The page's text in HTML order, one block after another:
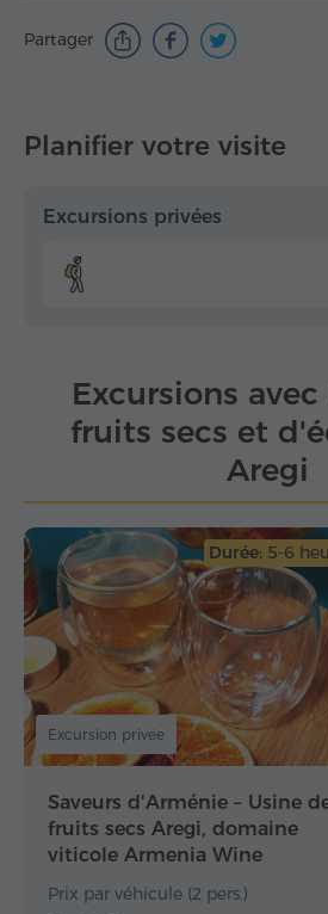
Partager
Planifier votre visite
Excursions privées
Excursions
fruits secs et
Aregi
Durée: 5-6
Excursion privée
Saveurs d'Arménie – Usine
fruits secs Aregi, domaine
viticole Armenia Wine
Prix par véhicule (2 pers.)